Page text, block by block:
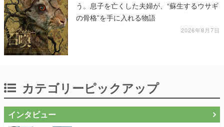
う。息子を亡くした夫婦が、“蘇生するウサギ
の骨格”を手に入れる物語
2026年8月7日
カテゴリーピックアップ
インタビュー